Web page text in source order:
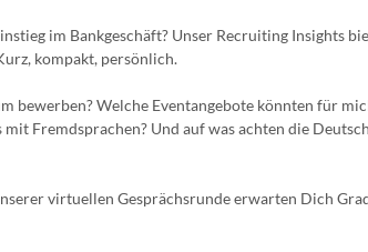
im Bankgeschäft? Unser Recruiting Insights
kompakt, persönlich.
bewerben? Welche Eventangebote könnten für
mit Fremdsprachen? Und auf was achten die
virtuellen Gesprächsrunde erwarten Dich